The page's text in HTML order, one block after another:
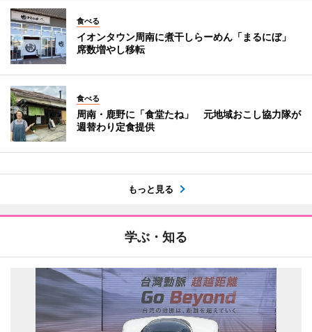
食べる
イオンタウン周南に煮干しらーめん「まるにぼ」
席数増やし移転
食べる
周南・鹿野に「食堂たね」 元地域おこし協力隊が
週替わり定食提供
もっと見る
学ぶ・知る